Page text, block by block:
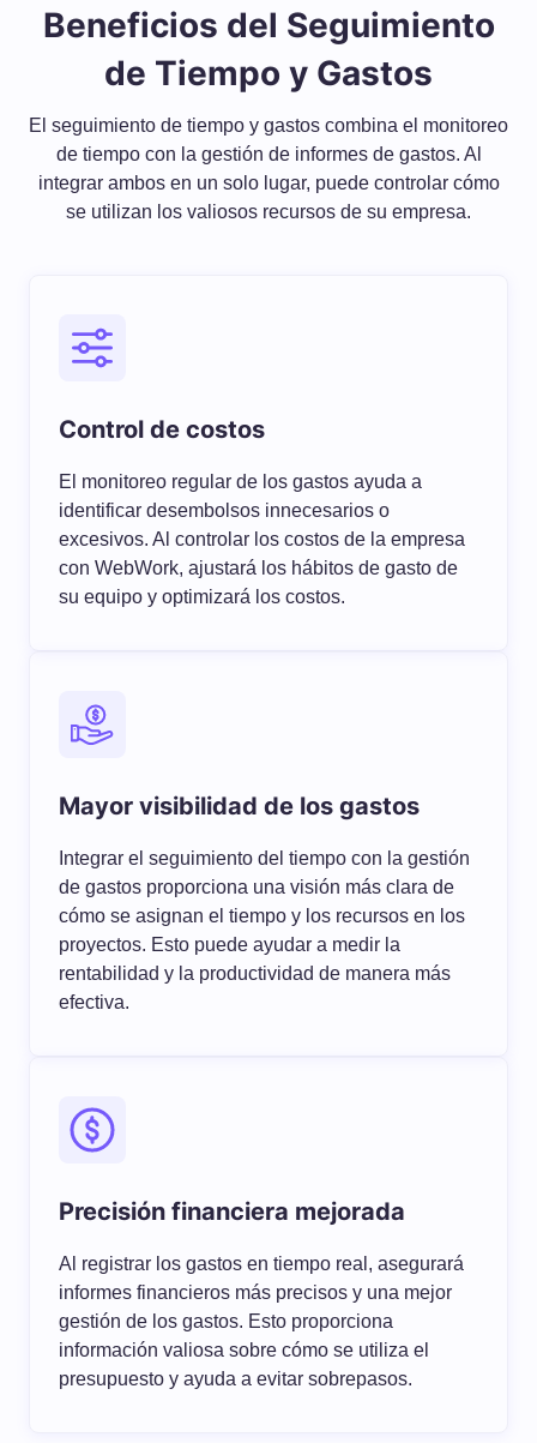
Beneficios del Seguimiento
de Tiempo y Gastos
El seguimiento de tiempo y gastos combina el monitoreo
de tiempo con la gestión de informes de gastos. Al
integrar ambos en un solo lugar, puede controlar cómo
se utilizan los valiosos recursos de su empresa.
Control de costos
El monitoreo regular de los gastos ayuda a
identificar desembolsos innecesarios o
excesivos. Al controlar los costos de la empresa
con WebWork, ajustará los hábitos de gasto de
su equipo y optimizará los costos.
Mayor visibilidad de los gastos
Integrar el seguimiento del tiempo con la gestión
de gastos proporciona una visión más clara de
cómo se asignan el tiempo y los recursos en los
proyectos. Esto puede ayudar a medir la
rentabilidad y la productividad de manera más
efectiva.
Precisión financiera mejorada
Al registrar los gastos en tiempo real, asegurará
informes financieros más precisos y una mejor
gestión de los gastos. Esto proporciona
información valiosa sobre cómo se utiliza el
presupuesto y ayuda a evitar sobrepasos.